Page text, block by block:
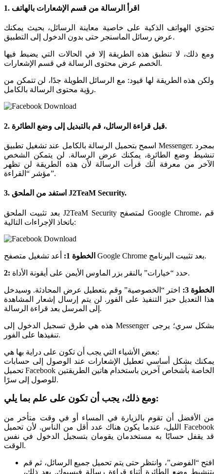
1. اقرأ الرسالة من قسم الإشعارات بالهاتف
تحتوي الهواتف الذكية على خاصية معاينة الرسائل، بحيث يمكنك
عرض رسائل الماسنجر حتى بدون الدخول إلى التطبيق.
ومع ذلك، لا تنطبق هذه الطريقة إلا في الحالات التي يضبط فيها
الخصم عرض محتوى الرسالة في قسم الإشعارات.
ولكن هذه الطريقة لها قيود: مع الرسائل الطويلة جدًا، لن تتمكن من
رؤية محتوى الرسالة بالكامل.
2. قبل قراءة الرسائل، قم بالتبديل إلى وضع الطائرة.
اسمح بتحميل الرسالة بالكامل عند تشغيل تطبيق Messenger. بمجرد
تنشيط وضع الطائرة، يمكنك عرض الرسالة. لن يتمكن الشخص
الآخر من معرفة أنك قرأت الرسالة لأن هذه الطريقة لن تظهر
مؤشر “القراءة”.
3. استفد من الملحق J2TeaM Security.
بعد تثبيت الملحق J2TeaM Security لمتصفح Google Chrome، قم
باتخاذ الإجراءات التالية:
الخطوة 1: أعد تشغيل متصفح Google Chrome بعد تثبيت البرنامج.
2: حدد “خيارات” بالنقر بزر الماوس الأيمن على أيقونة الأداة.
الخطوة 3:
اختر “الخصوصية” وقم بتعطيل عرض المحادثة. وسيدخل
هذا التعديل حيز التنفيذ على الفور. لن يتم إرسال إشعار المشاهدة
إلى المرسل بعد قراءة الرسالة.
هذه هي طرق تسجيل الدخول إلى Messenger بشكل سري؛ يرجى
تنفيذها على الفور.
بعض الأشياء التي يجب أن تكون على دراية بها هي:
يمكنك بشكل أساسي تعطيل الإشعارات عند الوصول إلى حسابات
تحميل Facebook الخاصة بأشخاص آخرين باستخدام هاتين الطريقتين
للوصول إلى سرًا.
ومع ذلك، يجب أن تكون على علم بما يلي:
من الأفضل أن تقوم بالزيارة في المساء أو في وقت متأخر من
الليل، عندما يكون هناك عدد أقل من الناس. لأن تحميل Facebook
قد يقفل حسابًا به مستخدمان يقومان بتسجيل الدخول في نفس
الوقت.
افتح “الفوضى”، وانتظر حتى يتم تحميل جميع الرسائل، ثم قم
بتنشيط وضع الطائرة أثناء قراءة رسالة فيسبوك. بعد ذلك،